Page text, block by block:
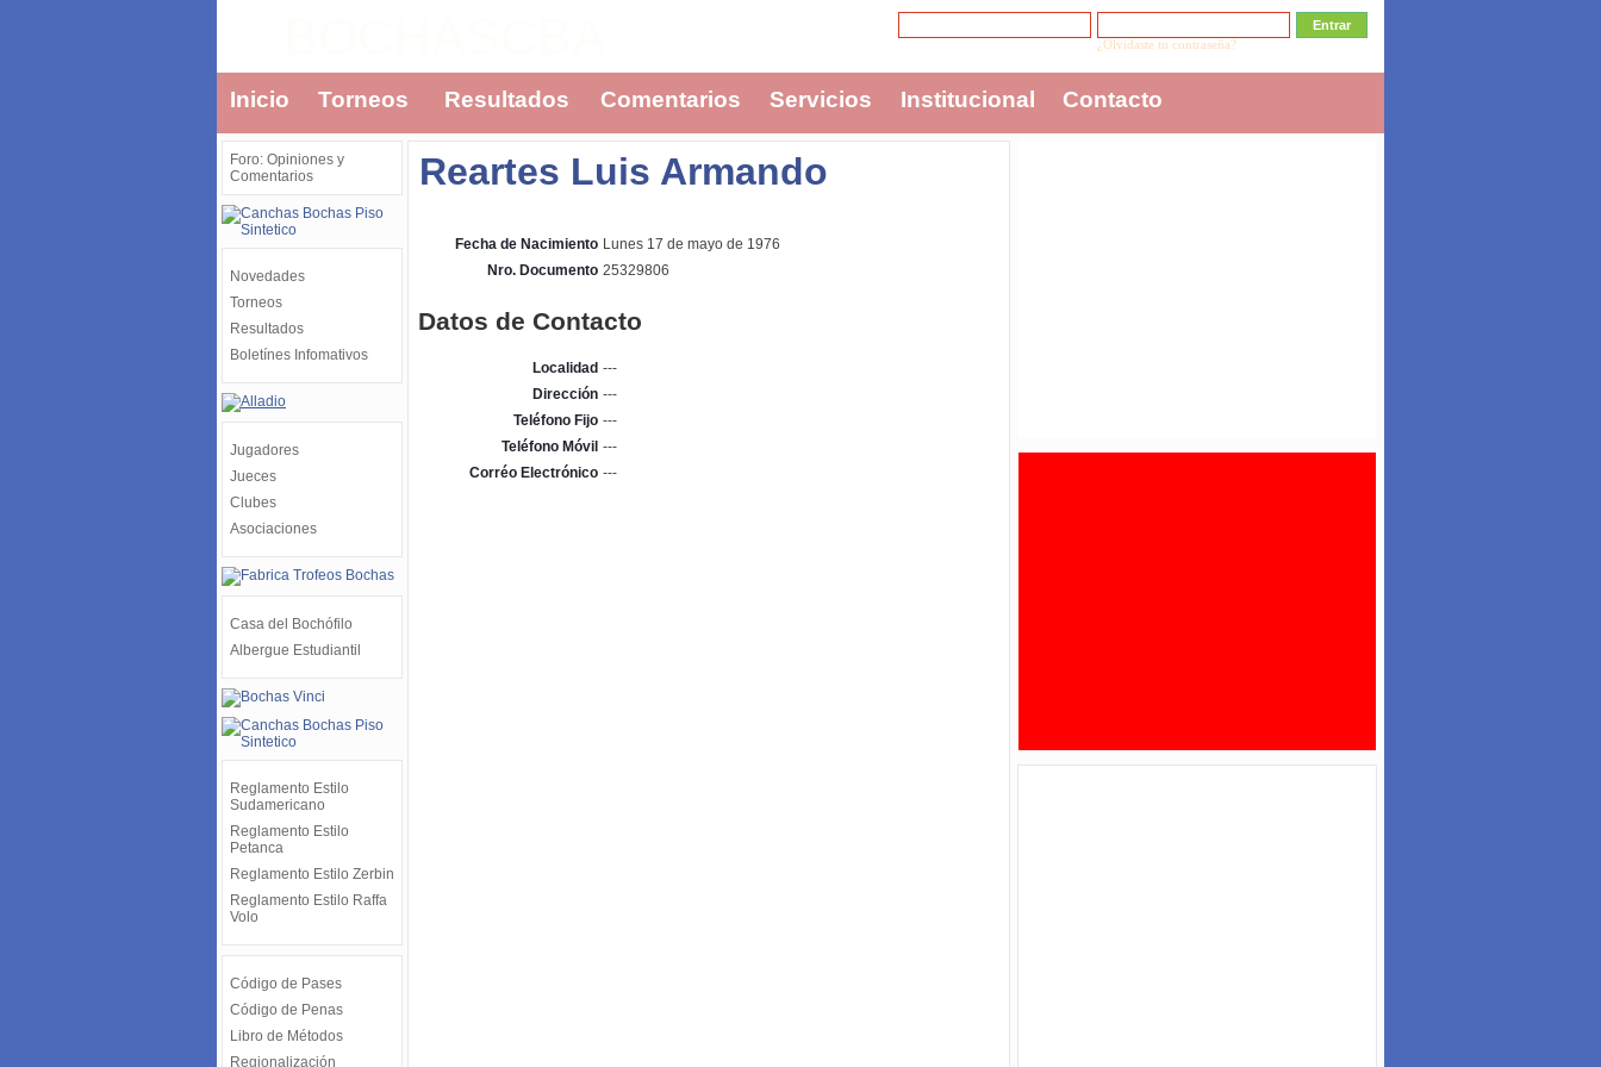
¿Olvidaste tu contraseña?
Inicio Torneos Resultados Comentarios Servicios Institucional Contacto
Foro: Opiniones y
Comentarios
Novedades
Torneos
Resultados
Boletínes Infomativos
Jugadores
Jueces
Clubes
Asociaciones
Casa del Bochófilo
Albergue Estudiantil
Reglamento Estilo
Sudamericano
Reglamento Estilo
Petanca
Reglamento Estilo Zerbin
Reglamento Estilo Raffa
Volo
Código de Pases
Código de Penas
Libro de Métodos
Regionalización
Reartes Luis Armando
Fecha de Nacimiento Lunes 17 de mayo de 1976
Nro. Documento 25329806
Datos de Contacto
Localidad ---
Dirección ---
Teléfono Fijo ---
Teléfono Móvil ---
Corréo Electrónico ---